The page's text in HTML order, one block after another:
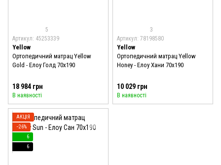
5
Артикул: 45253339
Yellow
Ортопедичний матрац Yellow
Gold - Елоу Голд 70x190
18 984 грн
В наявності
3
Артикул: 78198580
Yellow
Ортопедичний матрац Yellow
Honey - Елоу Хани 70x190
10 029 грн
В наявності
АКЦІЯ
−26%
6
6